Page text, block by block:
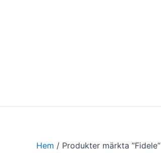
Hem / Produkter märkta ”Fidele”